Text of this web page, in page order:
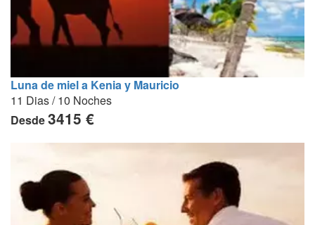
Luna de miel a Kenia y Mauricio
11 Dias / 10 Noches
Desde3415 €